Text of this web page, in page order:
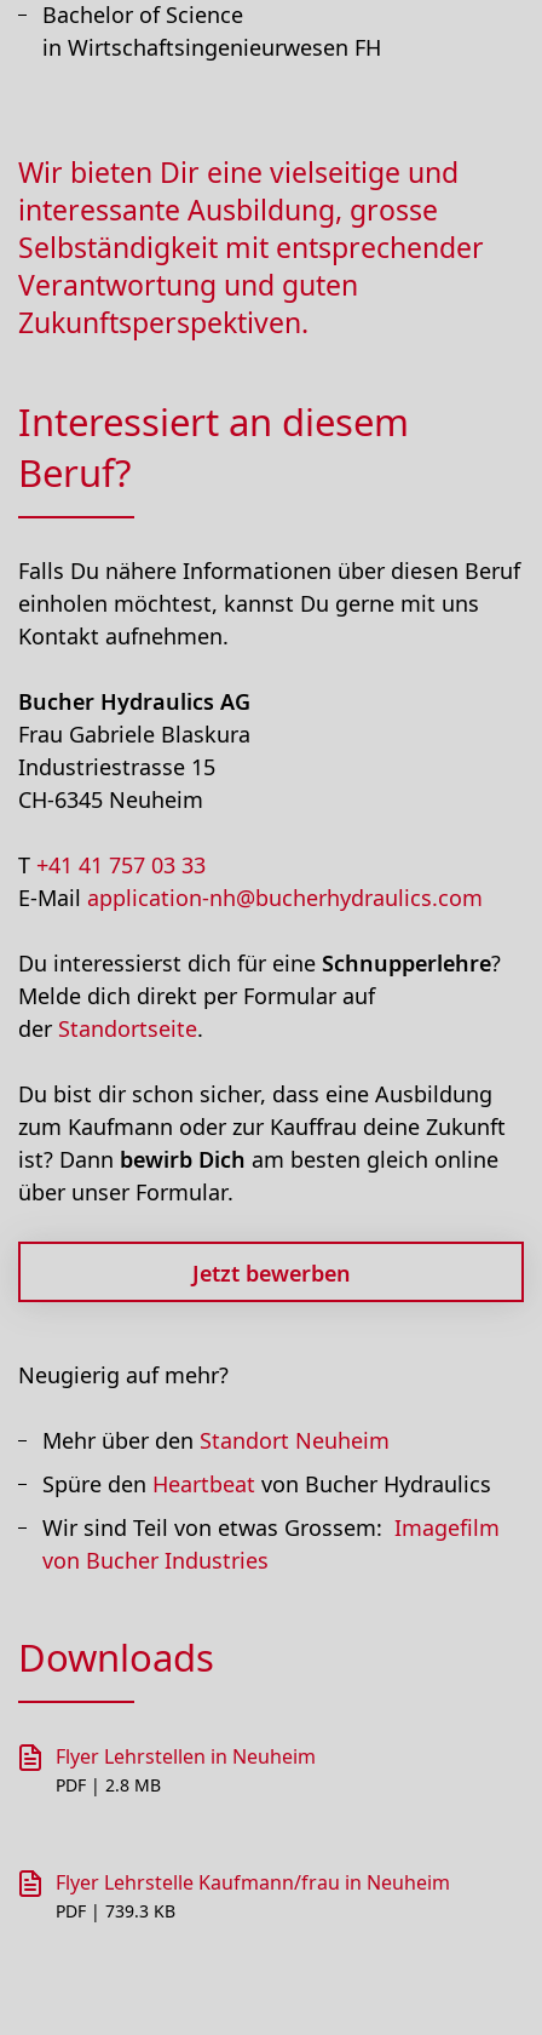
Bachelor of Science
in Wirtschaftsingenieurwesen FH
Wir bieten Dir eine vielseitige und
interessante Ausbildung, grosse
Selbständigkeit mit entsprechender
Verantwortung und guten
Zukunftsperspektiven.
Interessiert an diesem
Beruf?
Falls Du nähere Informationen über diesen Beruf
einholen möchtest, kannst Du gerne mit uns
Kontakt aufnehmen.
Bucher Hydraulics AG
Frau Gabriele Blaskura
Industriestrasse 15
CH-6345 Neuheim
T +41 41 757 03 33
E-Mail application-nh@bucherhydraulics.com
Du interessierst dich für eine Schnupperlehre?
Melde dich direkt per Formular auf
der Standortseite.
Du bist dir schon sicher, dass eine Ausbildung
zum Kaufmann oder zur Kauffrau deine Zukunft
ist? Dann bewirb Dich am besten gleich online
über unser Formular.
Jetzt bewerben
Neugierig auf mehr?
Mehr über den Standort Neuheim
Spüre den Heartbeat von Bucher Hydraulics
Wir sind Teil von etwas Grossem: Imagefilm
von Bucher Industries
Downloads
Flyer Lehrstellen in Neuheim
PDF | 2.8 MB
Flyer Lehrstelle Kaufmann/frau in Neuheim
PDF | 739.3 KB